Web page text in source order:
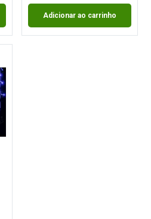
Adicionar ao carrinho